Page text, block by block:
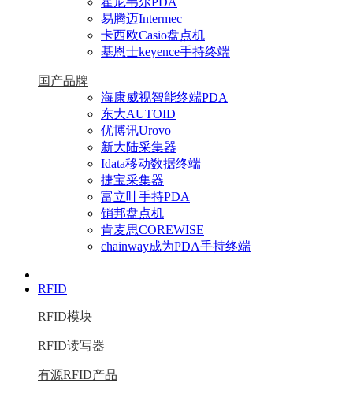
易腾迈Intermec
卡西欧Casio盘点机
基恩士keyence手持终端
国产品牌
海康威视智能终端PDA
东大AUTOID
优博讯Urovo
新大陆采集器
Idata移动数据终端
捷宝采集器
富立叶手持PDA
销邦盘点机
肯麦思COREWISE
chainway成为PDA手持终端
|
RFID
RFID模块
RFID读写器
有源RFID产品